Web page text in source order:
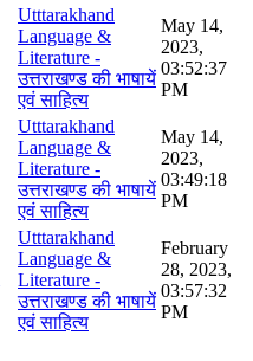
Utttarakhand
Language &
Literature -
उत्तराखण्ड की भाषायें
एवं साहित्य
May 14,
2023,
03:52:37
PM
Utttarakhand
Language &
Literature -
उत्तराखण्ड की भाषायें
एवं साहित्य
May 14,
2023,
03:49:18
PM
Utttarakhand
Language &
Literature -
उत्तराखण्ड की भाषायें
एवं साहित्य
February
28, 2023,
03:57:32
PM